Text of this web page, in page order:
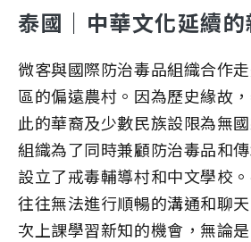
泰國｜中華文化延續
微客與國際防治毒品組織合作
區的偏遠農村。因為歷史緣故
此的華裔及少數民族設限為無
組織為了同時兼顧防治毒品和
設立了戒毒輔導村和中文學校
往往無法進行順暢的溝通和聊
次上課學習新知的機會，無論